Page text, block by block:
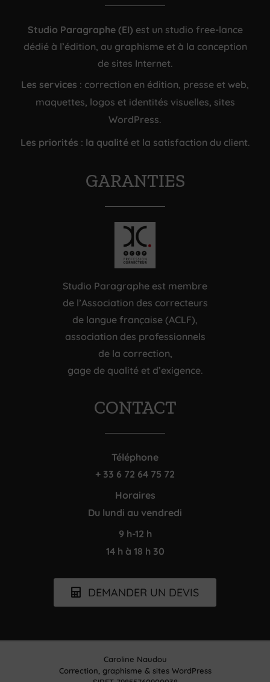
Studio Paragraphe (EI) est un studio free-lance
dédié à l’édition, au graphisme et à la conception
de sites Internet.
Les services : correction en édition, presse et web,
maquettes, logos et identités visuelles, sites
WordPress.
Les priorités : la qualitéet la satisfaction du client.
GARANTIES
Studio Paragraphe est membre
de l’Association des correcteurs
de langue française (ACLF),
association des professionnels
de la correction,
gage de qualité et d’exigence.
CONTACT
Téléphone
+ 33 6 72 64 75 72
Horaires
Du lundi au vendredi
9 h-12 h
14 h à 18 h 30
DEMANDER UN DEVIS
Caroline Naudou
Correction, graphisme & sites WordPress